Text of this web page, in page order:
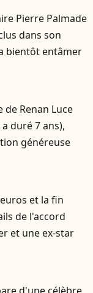
Pierre Palmade
dans son
bientôt entâmer
Renan Luce
duré 7 ans),
généreuse
et la fin
de l'accord
et une ex-star